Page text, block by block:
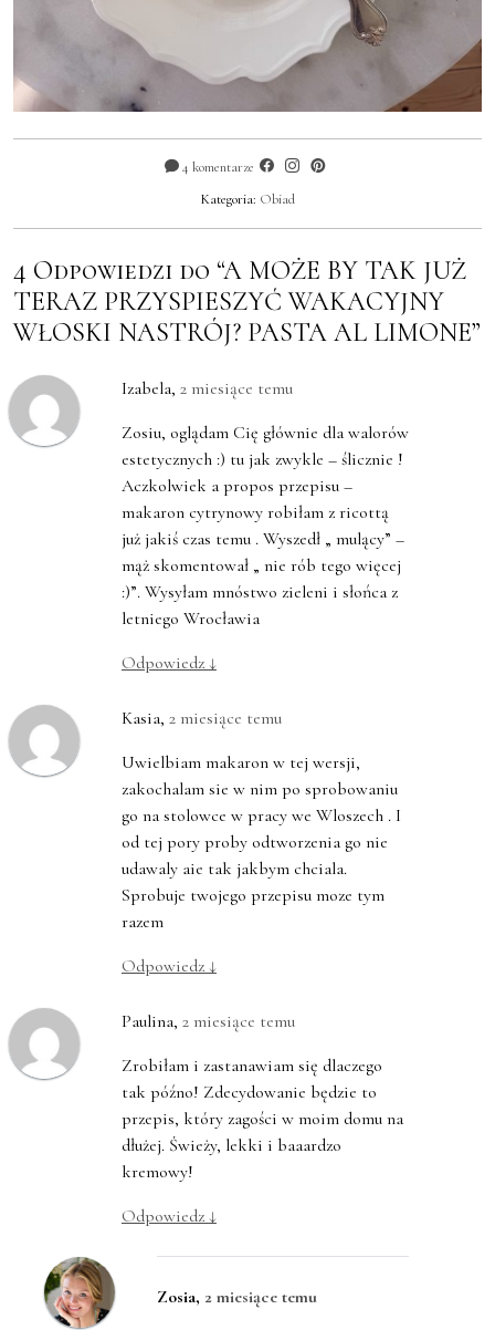
4 komentarze
Kategoria: Obiad
4 Odpowiedzi do “A MOŻE BY TAK JUŻ
TERAZ PRZYSPIESZYĆ WAKACYJNY
WŁOSKI NASTRÓJ? PASTA AL LIMONE”
Izabela, 2 miesiące temu
Zosiu, oglądam Cię głównie dla walorów
estetycznych :) tu jak zwykle – ślicznie !
Aczkolwiek a propos przepisu –
makaron cytrynowy robiłam z ricottą
już jakiś czas temu . Wyszedł „ mulący” –
mąż skomentował „ nie rób tego więcej
:)”. Wysyłam mnóstwo zieleni i słońca z
letniego Wrocławia
Odpowiedz ↓
Kasia, 2 miesiące temu
Uwielbiam makaron w tej wersji,
zakochalam sie w nim po sprobowaniu
go na stolowce w pracy we Wloszech . I
od tej pory proby odtworzenia go nie
udawaly aie tak jakbym chciala.
Sprobuje twojego przepisu moze tym
razem
Odpowiedz ↓
Paulina, 2 miesiące temu
Zrobiłam i zastanawiam się dlaczego
tak późno! Zdecydowanie będzie to
przepis, który zagości w moim domu na
dłużej. Świeży, lekki i baaardzo
kremowy!
Odpowiedz ↓
Zosia, 2 miesiące temu